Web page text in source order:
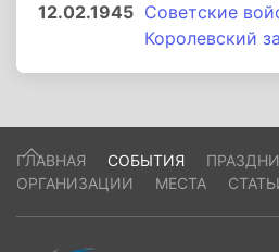
12.02.1945 Советские
Королевский
ГЛАВНАЯ СОБЫТИЯ
ОРГАНИЗАЦИИ
МЕСТА